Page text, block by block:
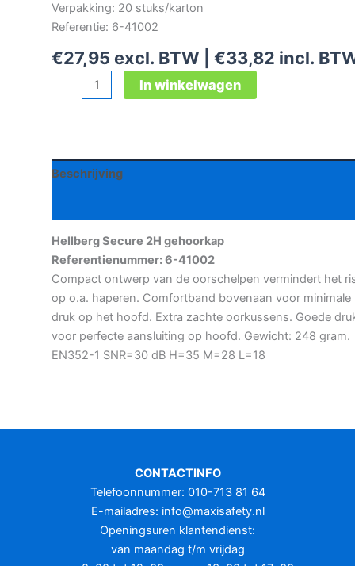
Verpakking: 20 stuks/karton
Referentie: 6-41002
€27,95 excl. BTW | €33,82 incl.
Secure
aantal
In winkelwagen
Beschrijving
Hellberg Secure 2H gehoorkap
Referentienummer: 6-41002
Compact ontwerp van de oorschelpen vermindert het
op o.a. haperen. Comfortband bovenaan voor minimale
druk op het hoofd. Extra zachte oorkussens. Goede
voor perfecte aansluiting op hoofd. Gewicht: 248 gram.
EN352-1 SNR=30 dB H=35 M=28 L=18
CONTACTINFO
Telefoonnummer: 010-713 81 64
E-mailadres: info@maxisafety.nl
Openingsuren klantendienst:
van maandag t/m vrijdag